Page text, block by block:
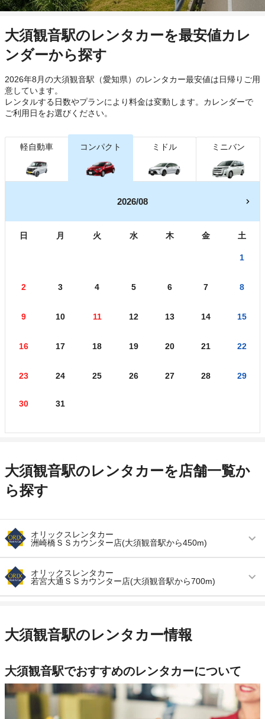
大須観音駅のレンタカーを最安値カレ
ンダーから探す
2026年8月の大須観音駅（愛知県）のレンタカー最安値は日帰り ご用
意しています。
レンタルする日数やプランにより料金は変動します。カレンダーで
ご利用日をお選びください。
軽自動車 コンパクト ミドル ミニバン
2026/08
日 月 火 水 木 金 土
1
2 3 4 5 6 7 8
9 10 11 12 13 14 15
16 17 18 19 20 21 22
23 24 25 26 27 28 29
30 31
大須観音駅のレンタカーを店舗一覧か
ら探す
オリックスレンタカー
洲崎橋ＳＳカウンター店(大須観音駅から450m)
営業時間 (月〜金) 09:30 ～ 18:30 / (土) 09:30 ～ 17:30
アクセス 大須観音駅より徒歩で約10分（送迎なし）
店舗詳細 店舗詳細ページはこちら
この店舗でレンタカーを探す
オリックスレンタカー
若宮大通ＳＳカウンター店(大須観音駅から700m)
アクセス 矢場町駅より徒歩で約5分（送迎なし）
リンスタンド内
店舗詳細 店舗詳細ページはこちら
大須観音駅のレンタカー情報
大須観音駅でおすすめのレンタカーについて